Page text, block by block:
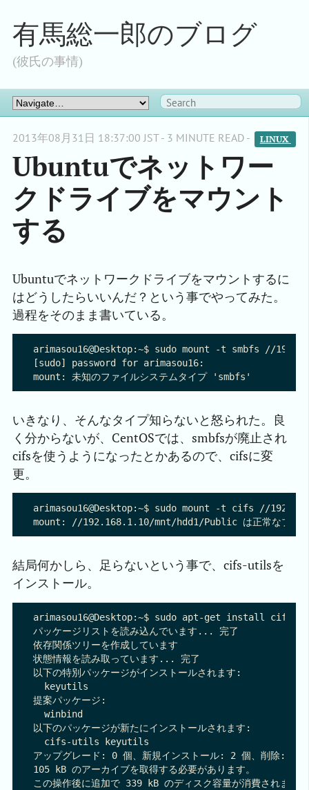
有馬総一郎のブログ
(彼氏の事情)
2013年08月31日 18:37:00 JST - 3 MINUTE READ - LINUX
Ubuntuでネットワー
クドライブをマウント
する
Ubuntuでネットワークドライブをマウントするに
はどうしたらいいんだ？という事でやってみた。
過程をそのまま書いている。
arimasou16@Desktop:~$ sudo mount -t smbfs //
[sudo] password for arimasou16:
いきなり、そんなタイプ知らないと怒られた。良
く分からないが、CentOSでは、smbfsが廃止され
cifsを使うようになったとかあるので、cifsに変
更。
arimasou16@Desktop:~$ sudo mount -t cifs //
結局何かしら、足らないという事で、cifs-utilsを
インストール。
arimasou16@Desktop:~$ sudo apt-get install
パッケージリストを読み込んでいます... 完了
依存関係ツリーを作成しています
状態情報を読み取っています... 完了
以下の特別パッケージがインストールされます:
  keyutils
提案パッケージ:
  winbind
以下のパッケージが新たにインストールされます:
  cifs-utils keyutils
アップグレード: 0 個、新規インストール: 2 個、削除: 0
105 kB のアーカイブを取得する必要があります。
この操作後に追加で 339 kB のディスク容量が消費されます。